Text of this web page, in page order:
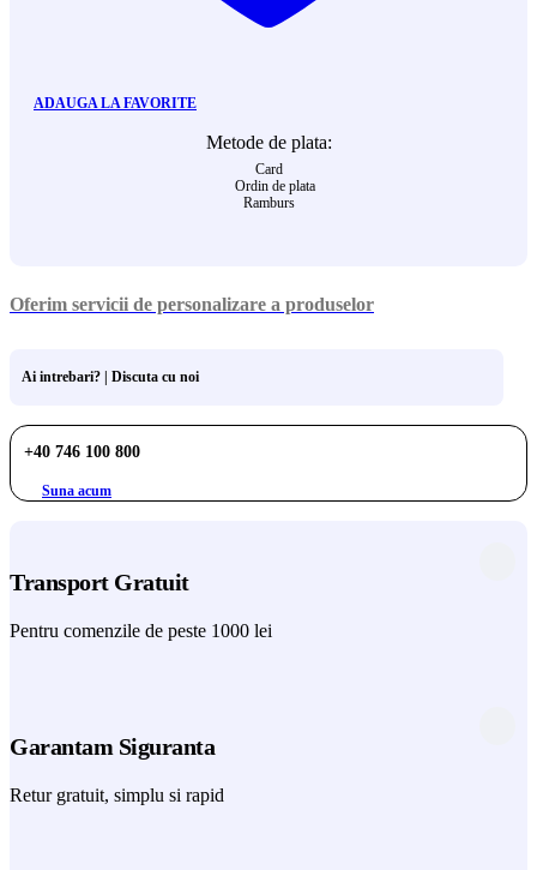
ADAUGA LA FAVORITE
Metode de plata:
Card
Ordin de plata
Ramburs
Oferim servicii de personalizare a produselor
Ai intrebari? | Discuta cu noi
+40 746 100 800
Suna acum
Transport Gratuit
Pentru comenzile de peste 1000 lei
Garantam Siguranta
Retur gratuit, simplu si rapid